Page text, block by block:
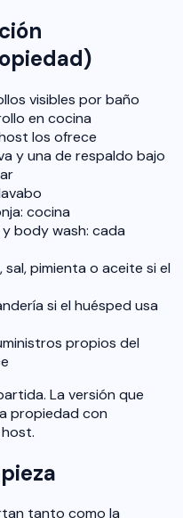
visibles por baño
en cocina
los ofrece
y una de respaldo bajo
cocina
body wash: cada
pimienta o aceite si el
si el huésped usa
propios del
La versión que
propiedad con
tanto como la